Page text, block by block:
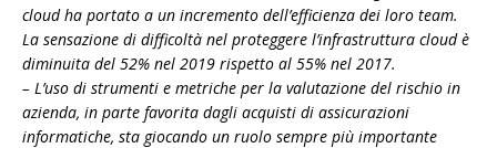
cloud ha portato a un incremento dell’efficienza dei loro team.
La sensazione di difficoltà nel proteggere l’infrastruttura cloud è
diminuita del 52% nel 2019 rispetto al 55% nel 2017.
– L’uso di strumenti e metriche per la valutazione del rischio in
azienda, in parte favorita dagli acquisti di assicurazioni
informatiche, sta giocando un ruolo sempre più importante